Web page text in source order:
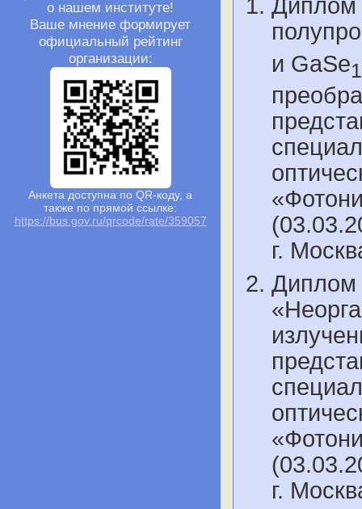
о нашем институте!
Ваше мнение формирует
официальный рейтинг
организации:
Анкета доступна по QR-коду, а
также по прямой ссылке:
https://bus.gov.ru/qrcode/rate/359057
Диплом
и GaSe
г.
Диплом
г.